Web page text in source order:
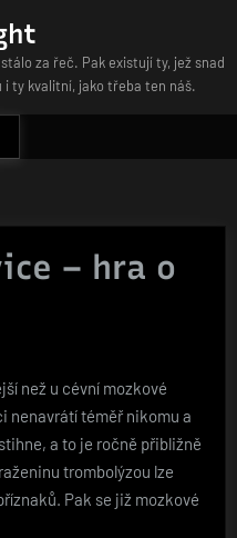
za řeč. Pak existují ty, jež snad
i ty kvalitní, jako třeba ten náš.
– hra o
než u cévní mozkové
nenavrátí téměř nikomu a
a to je ročně přibližně
trombolýzou lze
Pak se již mozkové